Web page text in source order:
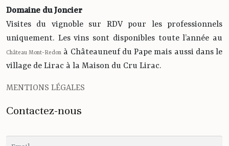
Domaine du Joncier
Visites du vignoble sur RDV pour les professionnels
uniquement. Les vins sont disponibles toute l’année au
Château Mont-Redon à Châteauneuf du Pape mais aussi dans le
village de Lirac à la Maison du Cru Lirac.
MENTIONS LÉGALES
Contactez-nous